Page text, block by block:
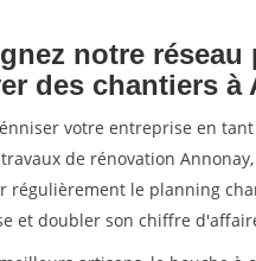
notre réseau
des chantiers à
votre entreprise en
de rénovation
régulièrement le planning
et doubler son chiffre